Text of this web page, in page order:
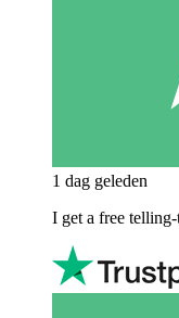
1 dag geleden
I get a free